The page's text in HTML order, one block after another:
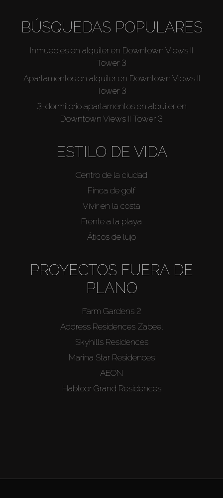
BÚSQUEDAS POPULARES
Inmuebles en alquiler en Downtown Views II
Tower 3
Apartamentos en alquiler en Downtown Views II
Tower 3
3-dormitorio apartamentos en alquiler en
Downtown Views II Tower 3
ESTILO DE VIDA
Centro de la ciudad
Finca de golf
Vivir en la costa
Frente a la playa
Áticos de lujo
PROYECTOS FUERA DE
PLANO
Farm Gardens 2
Address Residences Zabeel
Skyhills Residences
Marina Star Residences
AEON
Habtoor Grand Residences